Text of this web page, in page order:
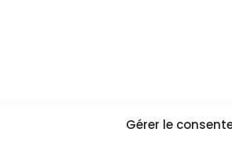
Gérer le